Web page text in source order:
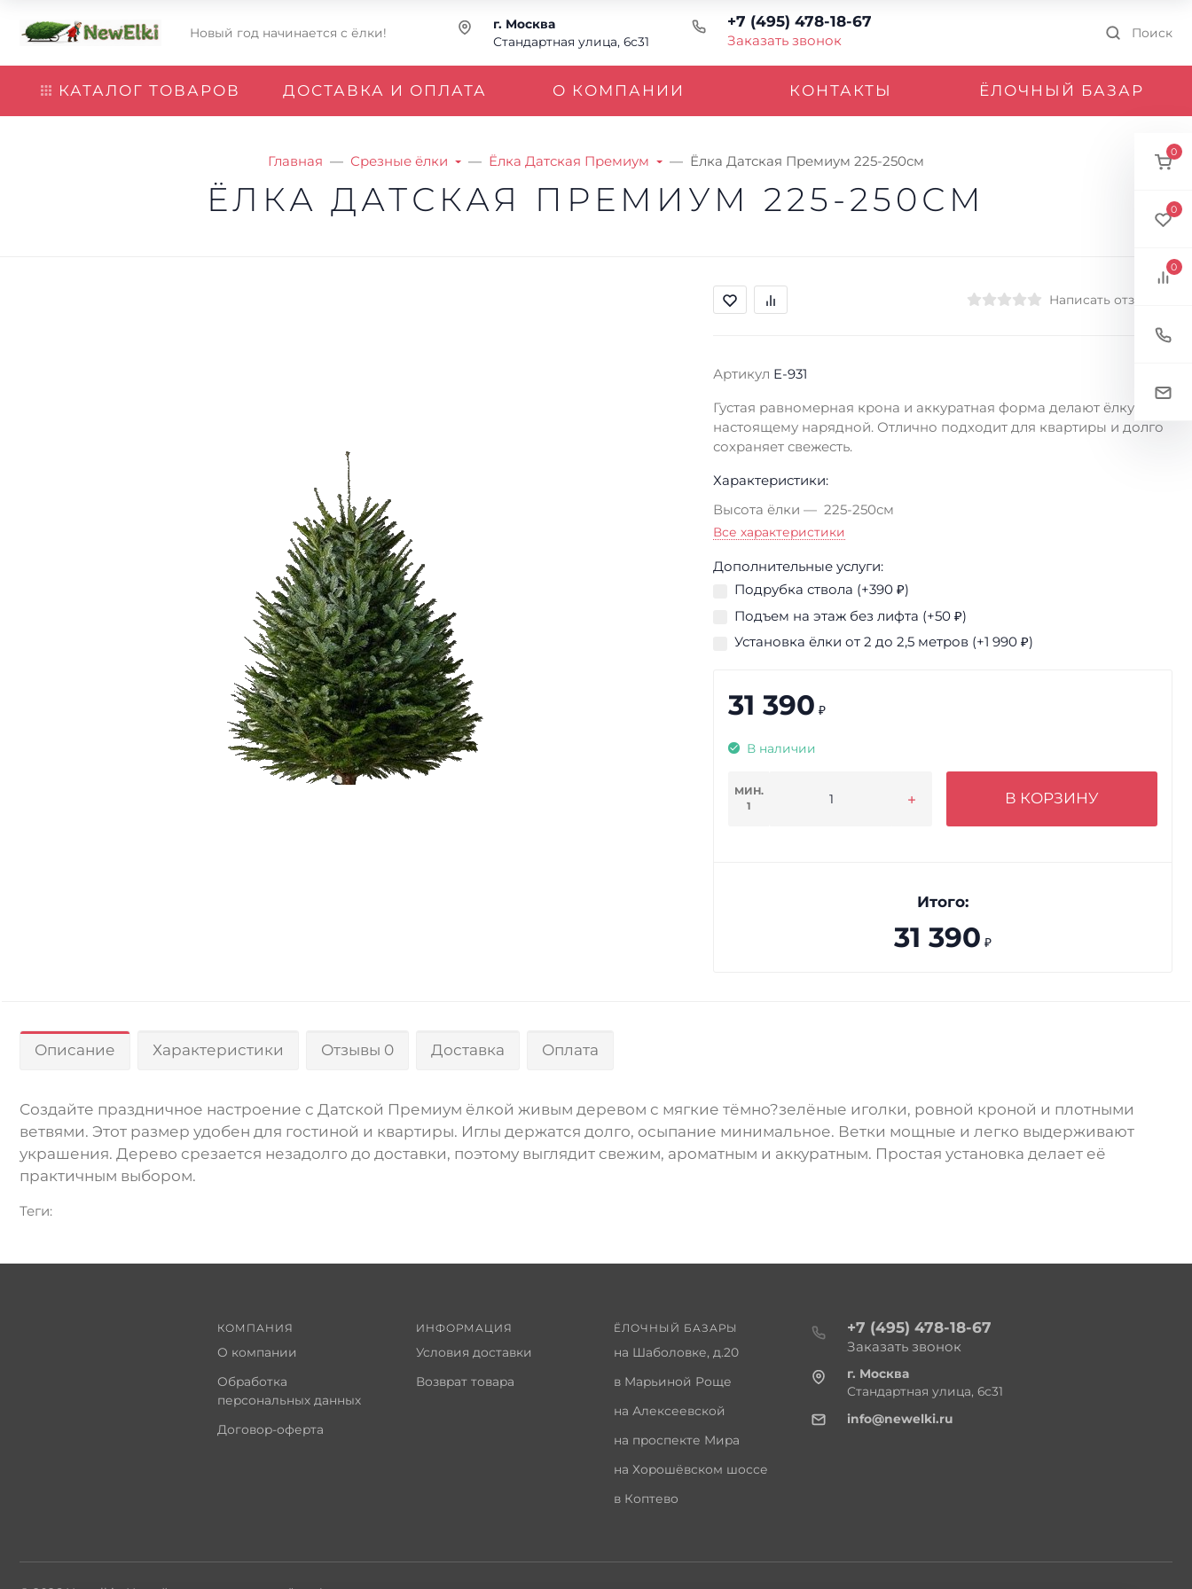
Новый год начинается с ёлки!
г. Москва
Стандартная улица, 6с31
+7 (495) 478-18-67
Заказать звонок Поиск
КАТАЛОГ ТОВАРОВ ДОСТАВКА И ОПЛАТА О КОМПАНИИ КОНТАКТЫ ЁЛОЧНЫЙ БАЗАР
Главная Срезные ёлки Ёлка Датская Премиум Ёлка Датская Премиум 225-250см
ЁЛКА ДАТСКАЯ ПРЕМИУМ 225-250СМ
Написать отзыв
Артикул E-931
Густая равномерная крона и аккуратная форма делают ёлку по?
настоящему нарядной. Отлично подходит для квартиры и долго
сохраняет свежесть.
Характеристики:
Высота ёлки
225-250см
Все характеристики
Дополнительные услуги:
Подрубка ствола (+390 ₽)
Подъем на этаж без лифта (+50 ₽)
Установка ёлки от 2 до 2,5 метров (+1 990 ₽)
31 390 ₽
В наличии
МИН.
1
В КОРЗИНУ
Итого:
31 390 ₽
Описание Характеристики Отзывы 0 Доставка Оплата
Создайте праздничное настроение с Датской Премиум ёлкой живым деревом с мягкие тёмно?зелёные иголки, ровной кроной и плотными
ветвями. Этот размер удобен для гостиной и квартиры. Иглы держатся долго, осыпание минимальное. Ветки мощные и легко выдерживают
украшения. Дерево срезается незадолго до доставки, поэтому выглядит свежим, ароматным и аккуратным. Простая установка делает её
практичным выбором.
Теги:
КОМПАНИЯ
О компании
Обработка
персональных данных
Договор-оферта
ИНФОРМАЦИЯ
Условия доставки
Возврат товара
ЁЛОЧНЫЙ БАЗАРЫ
на Шаболовке, д.20
в Марьиной Роще
на Алексеевской
на проспекте Мира
на Хорошёвском шоссе
в Коптево
+7 (495) 478-18-67
Заказать звонок
г. Москва
Стандартная улица, 6с31
info@newelki.ru
0
0
0